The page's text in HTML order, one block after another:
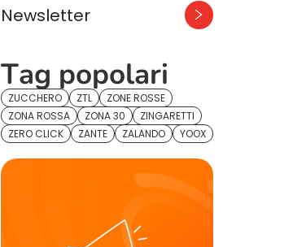
Newsletter
Tag popolari
ZUCCHERO ZTL
ZONE ROSSE
ZONA ROSSA
ZONA 30
ZINGARETTI
ZERO CLICK
ZANTE ZALANDO YOOX